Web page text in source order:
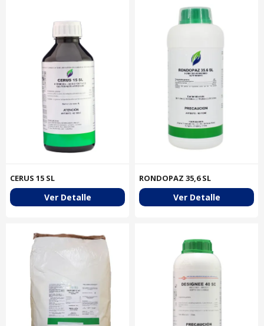
CERUS 15 SL
Ver Detalle
RONDOPAZ 35,6 SL
Ver Detalle